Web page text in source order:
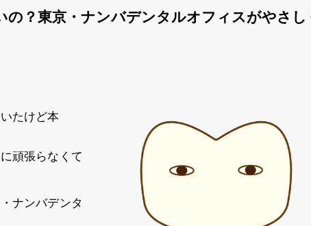
？東京・ナンバデンタルオフィスがやさし
たけど本
頑張らなくて
ナンバデンタ